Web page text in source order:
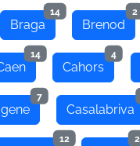
Braga
14
Brenod
2
14
Cahors
4
7
Casalabriva
12 2